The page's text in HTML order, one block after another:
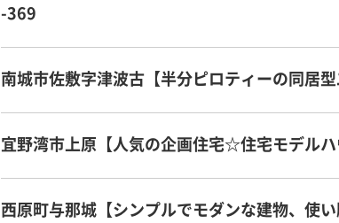
-369
南城市佐敷字津波古【半分ピロティーの同居
宜野湾市上原【人気の企画住宅☆住宅モデ
西原町与那城【シンプルでモダンな建物、使